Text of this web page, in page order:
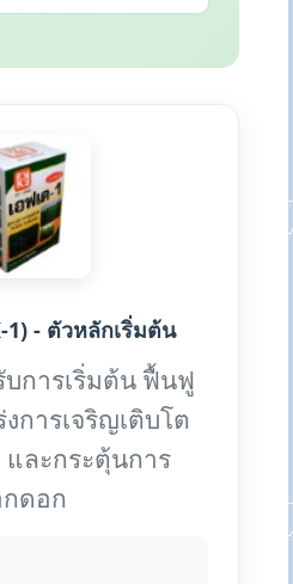
1) - ตัวหลักเริ่มต้น
การเริ่มต้น ฟื้นฟู
การเจริญเติบโต
และกระตุ้นการ
ดอก